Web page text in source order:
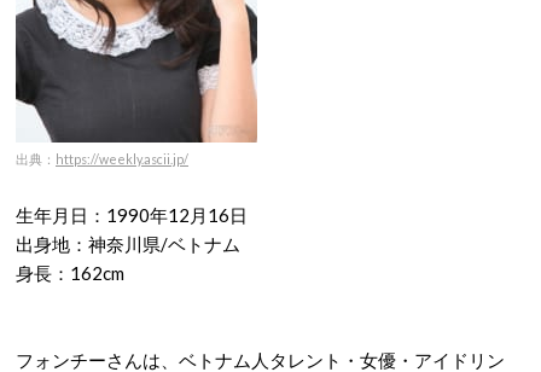
出典： https://weekly.ascii.jp/
生年月日：1990年12月16日
出身地：神奈川県/ベトナム
身長：162cm
フォンチーさんは、ベトナム人タレント・女優・アイドリン